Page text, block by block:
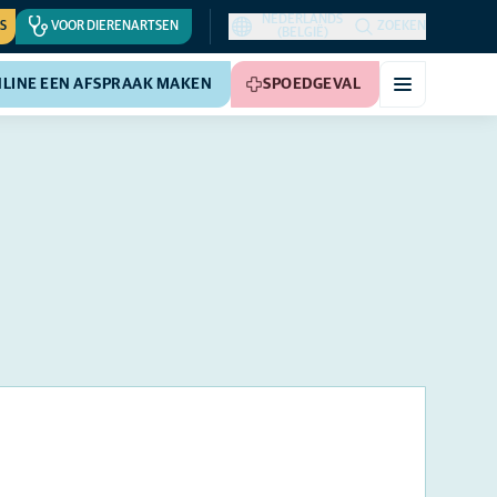
VOOR DIERENARTSEN
NEDERLANDS
(BELGIË)
ZOEKEN
EEN AFSPRAAK MAKEN SPOEDGEVAL